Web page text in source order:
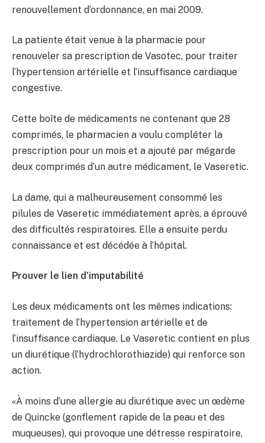
renouvellement d’ordonnance, en mai 2009.
La patiente était venue à la pharmacie pour
renouveler sa prescription de Vasotec, pour traiter
l’hypertension artérielle et l’insuffisance cardiaque
congestive.
Cette boîte de médicaments ne contenant que 28
comprimés, le pharmacien a voulu compléter la
prescription pour un mois et a ajouté par mégarde
deux comprimés d’un autre médicament, le Vaseretic.
La dame, qui a malheureusement consommé les
pilules de Vaseretic immédiatement après, a éprouvé
des difficultés respiratoires. Elle a ensuite perdu
connaissance et est décédée à l’hôpital.
Prouver le lien d’imputabilité
Les deux médicaments ont les mêmes indications:
traitement de l’hypertension artérielle et de
l’insuffisance cardiaque. Le Vaseretic contient en plus
un diurétique (l’hydrochlorothiazide) qui renforce son
action.
«À moins d’une allergie au diurétique avec un œdème
de Quincke (gonflement rapide de la peau et des
muqueuses), qui provoque une détresse respiratoire,